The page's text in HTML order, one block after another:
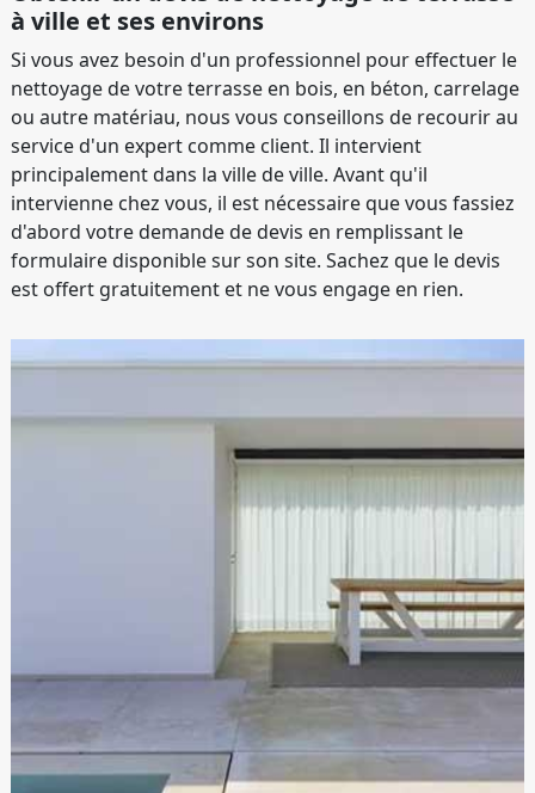
à ville et ses environs
Si vous avez besoin d'un professionnel pour effectuer le
nettoyage de votre terrasse en bois, en béton, carrelage
ou autre matériau, nous vous conseillons de recourir au
service d'un expert comme client. Il intervient
principalement dans la ville de ville. Avant qu'il
intervienne chez vous, il est nécessaire que vous fassiez
d'abord votre demande de devis en remplissant le
formulaire disponible sur son site. Sachez que le devis
est offert gratuitement et ne vous engage en rien.